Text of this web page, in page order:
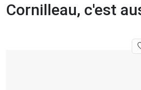
Cornilleau, c'est